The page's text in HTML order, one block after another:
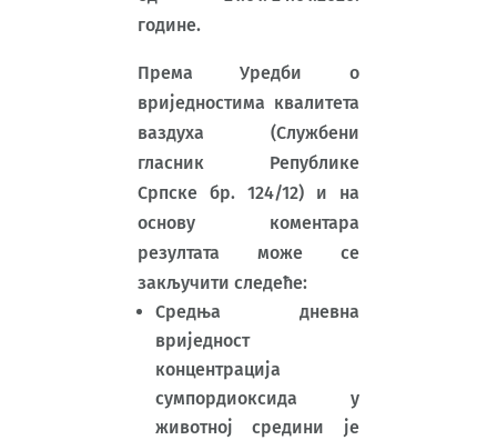
године.
Према Уредби о
вриједностима квалитета
ваздуха (Службени
гласник Републике
Српске бр. 124/12) и на
основу коментара
резултата може се
закључити следеће:
Средња дневна
вриједност
концентрација
сумпордиоксида у
животној средини је